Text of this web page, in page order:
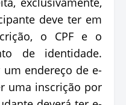
deve ter em
o CPF e o
de identidade.
endereço de e-
uma inscrição por